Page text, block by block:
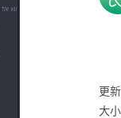
更
大